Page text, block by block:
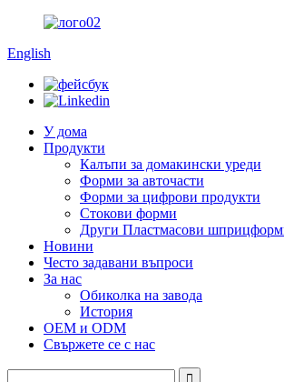
English
У дома
Продукти
Калъпи за домакински уреди
Форми за авточасти
Форми за цифрови продукти
Стокови форми
Други Пластмасови
Новини
Често задавани въпроси
За нас
Обиколка на завода
История
OEM и ODM
Свържете се с нас